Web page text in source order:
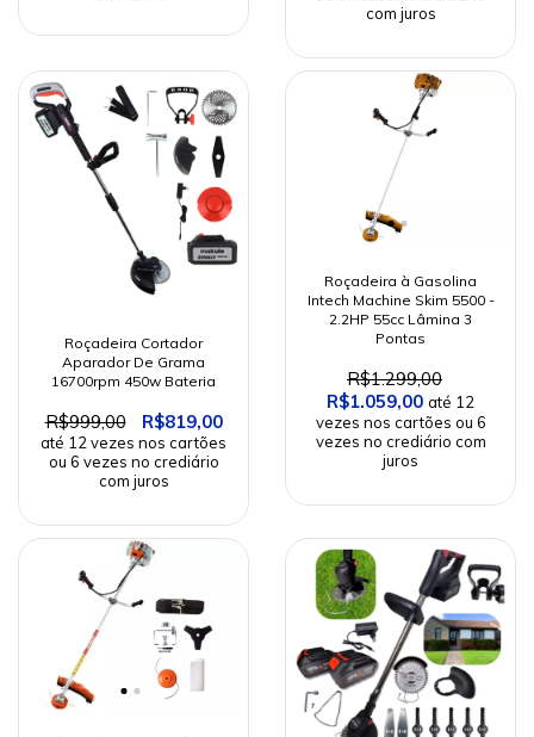
Roçadeira Cortador
Aparador De Grama
16700rpm 450w Bateria
R$999,00 R$819,00
Roçadeira à Gasolina
Intech Machine Skim 5500 -
2.2HP 55cc Lâmina 3
Pontas
R$1.299,00
R$1.059,00